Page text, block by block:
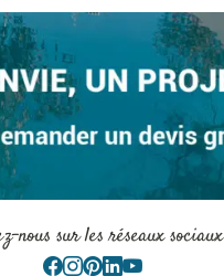
nous sur les réseaux sociaux